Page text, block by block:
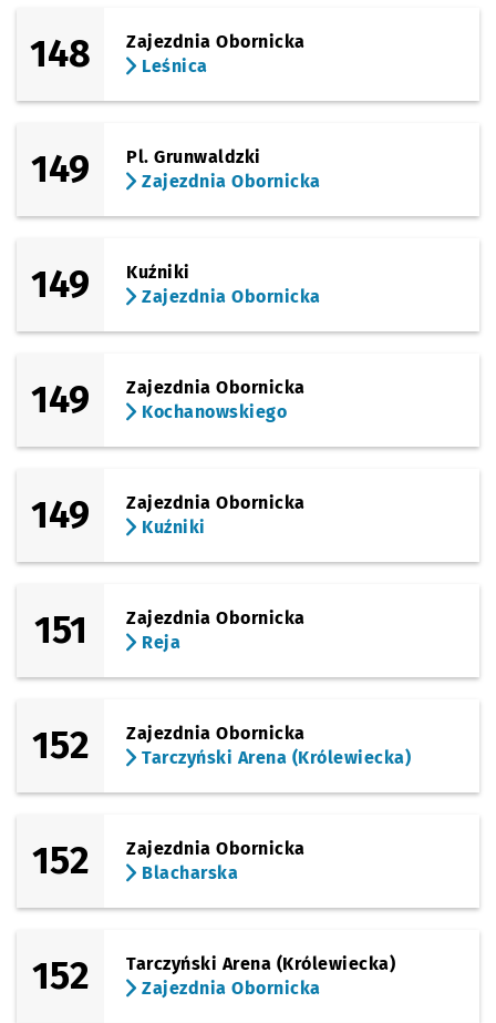
148
Zajezdnia Obornicka
Leśnica
149
Pl. Grunwaldzki
Zajezdnia Obornicka
149
Kuźniki
Zajezdnia Obornicka
149
Zajezdnia Obornicka
Kochanowskiego
149
Zajezdnia Obornicka
Kuźniki
151
Zajezdnia Obornicka
Reja
152
Zajezdnia Obornicka
Tarczyński Arena (Królewiecka)
152
Zajezdnia Obornicka
Blacharska
152
Tarczyński Arena (Królewiecka)
Zajezdnia Obornicka